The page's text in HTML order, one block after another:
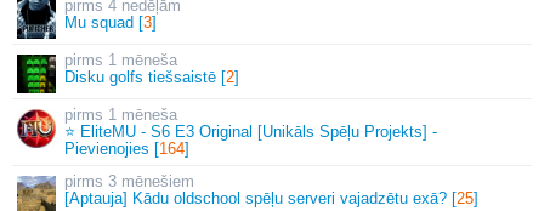
4 nedēļām
Mu squad [3]
1 mēneša
Disku golfs tiešsaistē [2]
1 mēneša
⭐ EliteMU - S6 E3 Original [Unikāls Spēļu Projekts] -
Pievienojies [164]
3 mēnešiem
[Aptauja] Kādu oldschool spēļu serveri vajadzētu exā? [25]